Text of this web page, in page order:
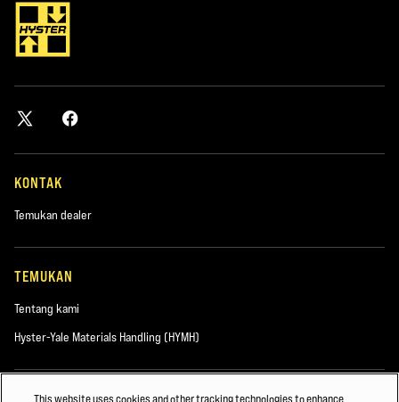
KONTAK
Temukan dealer
TEMUKAN
Tentang kami
Hyster-Yale Materials Handling (HYMH)
KARIER
This website uses cookies and other tracking technologies to enhance